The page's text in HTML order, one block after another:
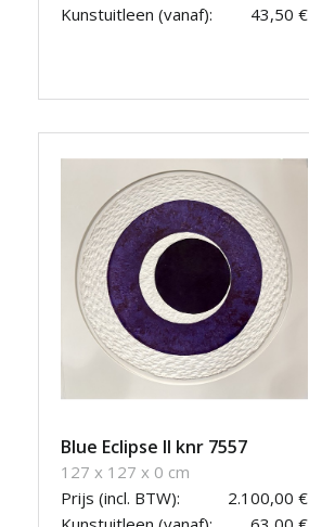
Kunstuitleen (vanaf):
43,50 €
Blue Eclipse II knr 7557
127 x 127 x 0 cm
Prijs (incl. BTW):
2.100,00 €